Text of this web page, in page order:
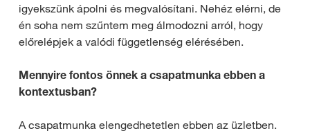
igyekszünk ápolni és megvalósítani. Nehéz elérni, de
én soha nem szűntem meg álmodozni arról, hogy
előrelépjek a valódi függetlenség elérésében.
Mennyire fontos önnek a csapatmunka ebben a
kontextusban?
A csapatmunka elengedhetetlen ebben az üzletben.